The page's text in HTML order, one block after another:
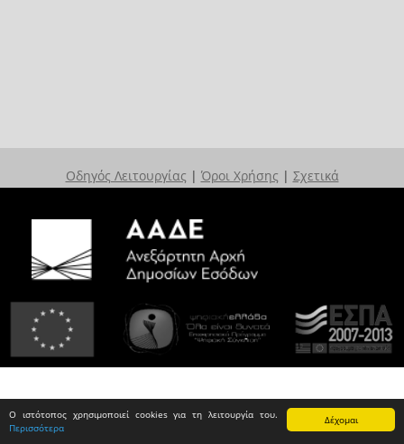
Δέχομαι
Ο ιστότοπος χρησιμοποιεί cookies για τη λειτουργία του.
Περισσότερα
Οδηγός Λειτουργίας | Όροι Χρήσης | Σχετικά